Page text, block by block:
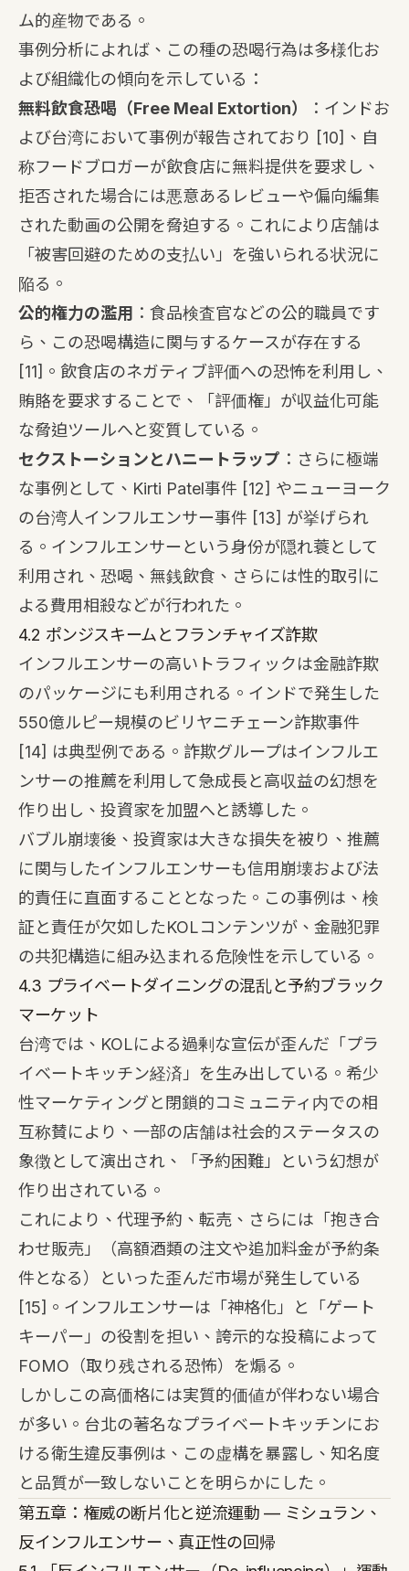
ム的産物である。
事例分析によれば、この種の恐喝行為は多様化お
よび組織化の傾向を示している：
無料飲食恐喝（Free Meal Extortion）
：インドお
よび台湾において事例が報告されており [10] 、自
称フードブロガーが飲食店に無料提供を要求し、
拒否された場合には悪意あるレビューや偏向編集
された動画の公開を脅迫する。これにより店舗は
「被害回避のための支払い」を強いられる状況に
陥る。
公的権力の濫用 ：食品検査官などの公的職員です
ら、この恐喝構造に関与するケースが存在する
[11] 。飲食店のネガティブ評価への恐怖を利用し、
賄賂を要求することで、「評価権」が収益化可能
な脅迫ツールへと変質している。
セクストーションとハニートラップ ：さらに極端
な事例として、Kirti Patel事件 [12] やニューヨーク
の台湾人インフルエンサー事件 [13] が挙げられ
る。インフルエンサーという身份が隠れ蓑として
利用され、恐喝、無銭飲食、さらには性的取引に
よる費用相殺などが行われた。
4.2 ポンジスキームとフランチャイズ詐欺
インフルエンサーの高いトラフィックは金融詐欺
のパッケージにも利用される。インドで発生した
550億ルピー規模のビリヤニチェーン詐欺事件
[14] は典型例である。詐欺グループはインフルエ
ンサーの推薦を利用して急成長と高収益の幻想を
作り出し、投資家を加盟へと誘導した。
バブル崩壊後、投資家は大きな損失を被り、推薦
に関与したインフルエンサーも信用崩壊および法
的責任に直面することとなった。この事例は、検
証と責任が欠如したKOLコンテンツが、金融犯罪
の共犯構造に組み込まれる危険性を示している。
4.3 プライベートダイニングの混乱と予約ブラック
マーケット
台湾では、KOLによる過剰な宣伝が歪んだ「プラ
イベートキッチン経済」を生み出している。希少
性マーケティングと閉鎖的コミュニティ内での相
互称賛により、一部の店舗は社会的ステータスの
象徴として演出され、「予約困難」という幻想が
作り出されている。
これにより、代理予約、転売、さらには「抱き合
わせ販売」（高額酒類の注文や追加料金が予約条
件となる）といった歪んだ市場が発生している
[15] 。インフルエンサーは「神格化」と「ゲート
キーパー」の役割を担い、誇示的な投稿によって
FOMO（取り残される恐怖）を煽る。
しかしこの高価格には実質的価値が伴わない場合
が多い。台北の著名なプライベートキッチンにお
ける衛生違反事例は、この虚構を暴露し、知名度
と品質が一致しないことを明らかにした。
第五章：権威の断片化と逆流運動 — ミシュラン、
反インフルエンサー、真正性の回帰